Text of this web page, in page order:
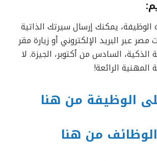
:
يمكنك إرسال سيرتك الذاتية
عبر البريد الإلكتروني أو زيارة مقر
الذكية، السادس من أكتوبر، الجيزة. لا
الرائعة!
الوظيفة من هنا
من هنا